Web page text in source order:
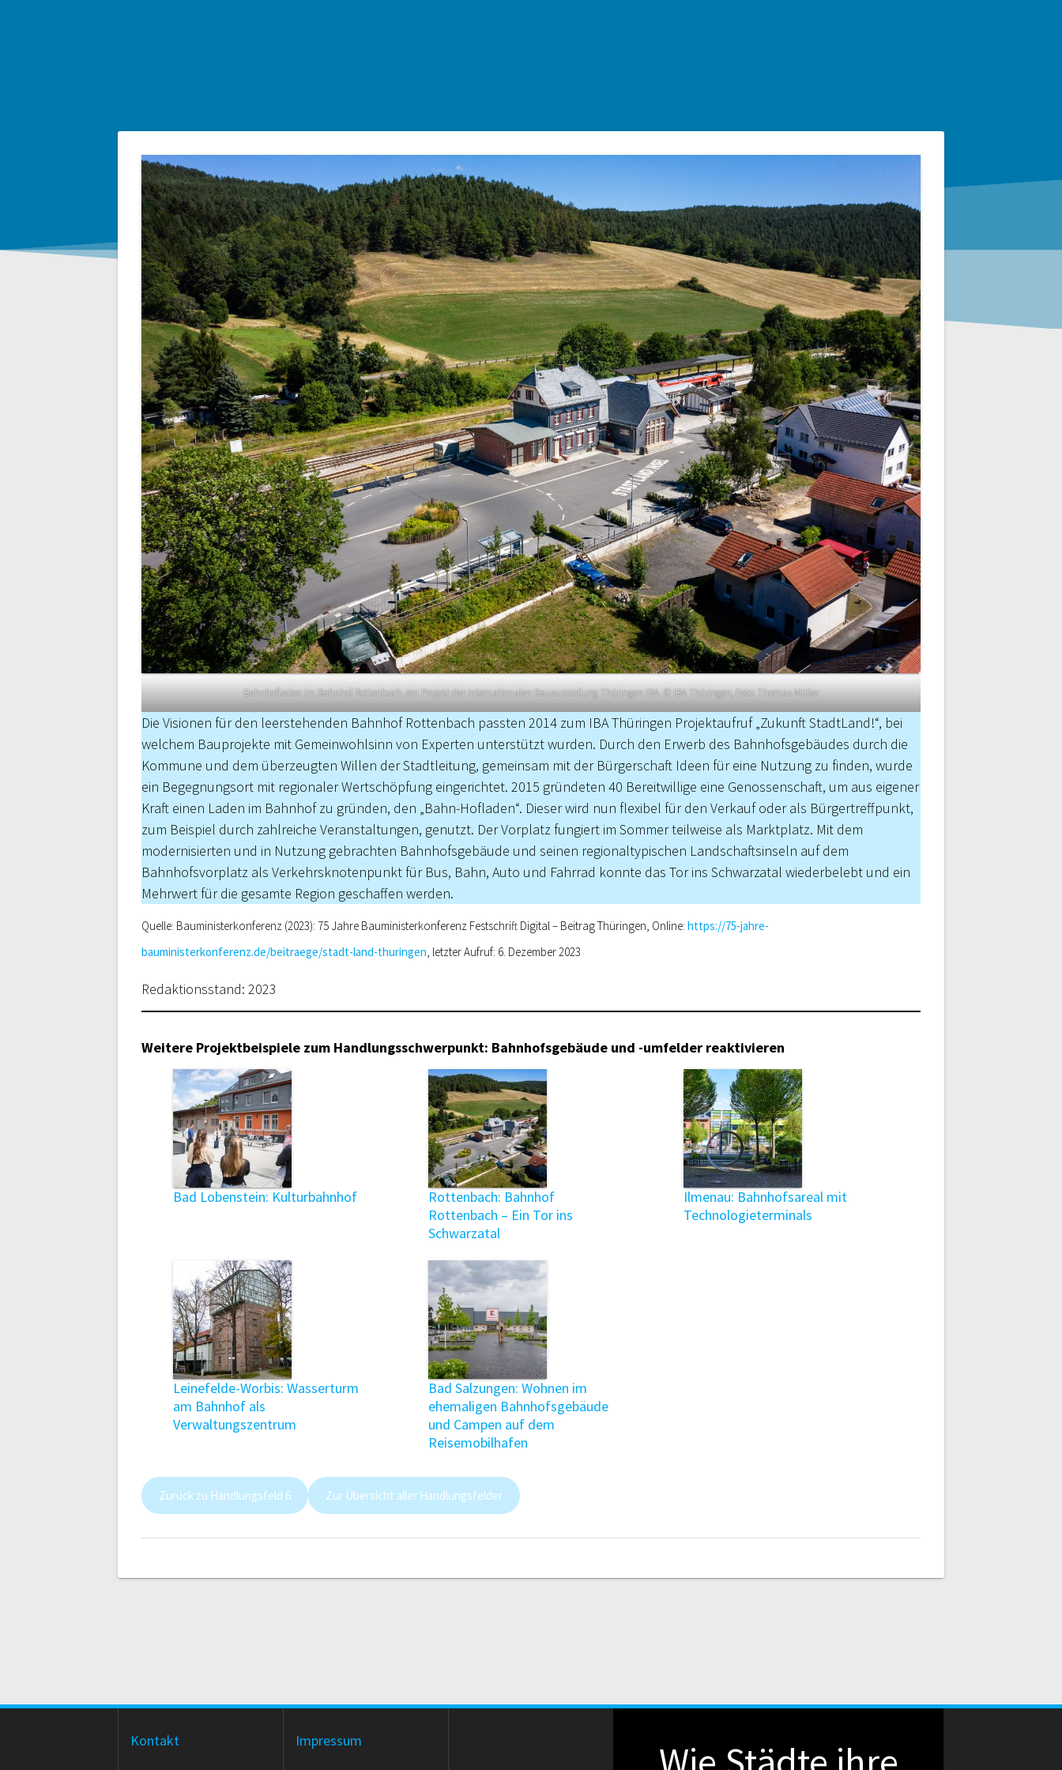
Bahnhofladen im Bahnhof Rottenbach, ein Projekt der Internationalen Bauausstellung Thüringen IBA. © IBA Thüringen, Foto: Thomas Müller
Die Visionen für den leerstehenden Bahnhof Rottenbach passten 2014 zum IBA Thüringen Projektaufruf „Zukunft StadtLand!“, bei
welchem Bauprojekte mit Gemeinwohlsinn von Experten unterstützt wurden. Durch den Erwerb des Bahnhofsgebäudes durch die
Kommune und dem überzeugten Willen der Stadtleitung, gemeinsam mit der Bürgerschaft Ideen für eine Nutzung zu finden, wurde
ein Begegnungsort mit regionaler Wertschöpfung eingerichtet. 2015 gründeten 40 Bereitwillige eine Genossenschaft, um aus eigener
Kraft einen Laden im Bahnhof zu gründen, den „Bahn-Hofladen“. Dieser wird nun flexibel für den Verkauf oder als Bürgertreffpunkt,
zum Beispiel durch zahlreiche Veranstaltungen, genutzt. Der Vorplatz fungiert im Sommer teilweise als Marktplatz. Mit dem
modernisierten und in Nutzung gebrachten Bahnhofsgebäude und seinen regionaltypischen Landschaftsinseln auf dem
Bahnhofsvorplatz als Verkehrsknotenpunkt für Bus, Bahn, Auto und Fahrrad konnte das Tor ins Schwarzatal wiederbelebt und ein
Mehrwert für die gesamte Region geschaffen werden.
Quelle: Bauministerkonferenz (2023): 75 Jahre Bauministerkonferenz Festschrift Digital – Beitrag Thüringen, Online:https://75-jahre-
bauministerkonferenz.de/beitraege/stadt-land-thuringen, letzter Aufruf: 6. Dezember 2023
Redaktionsstand: 2023
Weitere Projektbeispiele zum Handlungsschwerpunkt: Bahnhofsgebäude und -umfelder reaktivieren
Bad Lobenstein: Kulturbahnhof
Rottenbach: Bahnhof
Rottenbach – Ein Tor ins
Schwarzatal
Ilmenau: Bahnhofsareal mit
Technologieterminals
Leinefelde-Worbis: Wasserturm
am Bahnhof als
Verwaltungszentrum
Bad Salzungen: Wohnen im
ehemaligen Bahnhofsgebäude
und Campen auf dem
Reisemobilhafen
Zurück zu Handlungsfeld 6 Zur Übersicht aller Handlungsfelder
Kontakt Impressum